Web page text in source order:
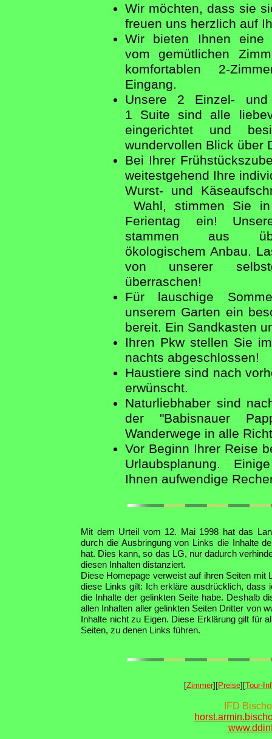
Wir möchten, dass sie
freuen uns herzlich auf
Wir bieten Ihnen eine
vom gemütlichen
komfortablen 2-
Eingang.
Unsere 2 Einzel-
1 Suite sind alle
eingerichtet und
wundervollen Blick über
Bei Ihrer
weitestgehend Ihre
Wurst- und
Wahl, stimmen Sie
Ferientag ein!
stammen aus
ökologischem Anbau.
von unserer
überraschen!
Für lauschige
unserem Garten ein
bereit. Ein Sandkasten
Ihren Pkw stellen Sie
nachts abgeschlossen!
Haustiere sind nach
erwünscht.
Naturliebhaber sind
der "Babisnauer
Wanderwege in alle
Vor Beginn Ihrer Reise
Urlaubsplanung.
Ihnen aufwendige
Mit dem Urteil vom 12. Mai 1998 hat das
durch die Ausbringung von Links die Inhalte
hat. Dies kann, so das LG, nur dadurch
diesen Inhalten distanziert.
Diese Homepage verweist auf ihren Seiten mit
diese Links gilt: Ich erkläre ausdrücklich, dass
die Inhalte der gelinkten Seite habe. Deshalb
allen Inhalten aller gelinkten Seiten Dritter von
Inhalte nicht zu Eigen. Diese Erklärung gilt für
Seiten, zu denen Links führen.
[Zimmer][Preise][Tour-
IFD